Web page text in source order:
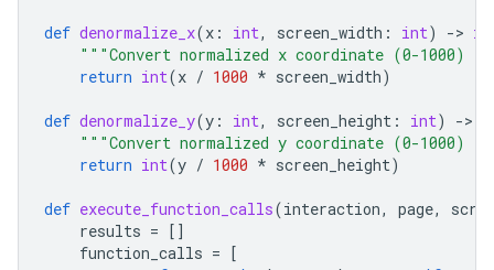
def denormalize_x(x : int, screen_width : int) ->
"""Convert normalized x coordinate (0-1000)
return int(x / 1000 * screen_width)
def denormalize_y(y : int, screen_height : int) ->
"""Convert normalized y coordinate (0-1000)
return int(y / 1000 * screen_height)
def execute_function_calls(interaction, page,
results = []
function_calls = [